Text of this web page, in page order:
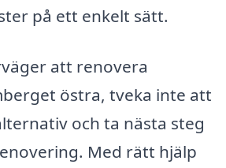
på ett enkelt sätt.
att renovera
östra, tveka inte att
och ta nästa steg
Med rätt hjälp